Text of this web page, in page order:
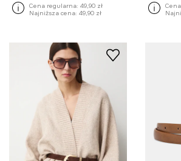
Cena regularna: 49,90 zł
Najniższa cena: 49,90 zł